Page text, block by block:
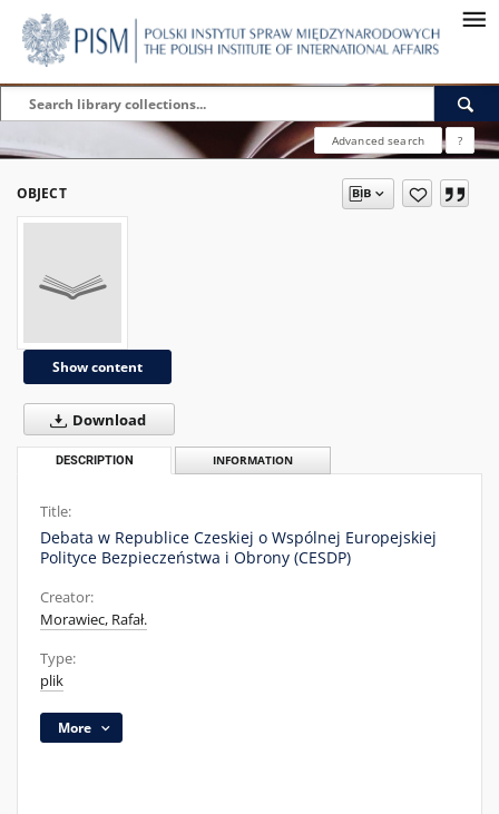
Advanced search ?
OBJECT
Show content
Download
DESCRIPTION INFORMATION
Title:
Debata w Republice Czeskiej o Wspólnej Europejskiej
Polityce Bezpieczeństwa i Obrony (CESDP)
Creator:
Morawiec, Rafał.
Type:
plik
More